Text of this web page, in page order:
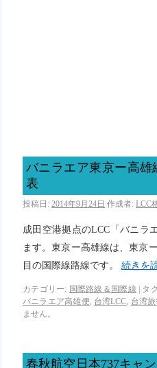
バニラエア東京ー高
表
投稿日: 2014年9月24日 作成者: LCC
成田空港拠点のLCC「バニラ
ます。東京ー高雄線は、東京
目の国際線路線です。 続きを
カテゴリー: 国際路線＆国際線 タ
バニラエア高雄便, 台湾LCC, 台湾
ません。
春秋航空日本737キャ